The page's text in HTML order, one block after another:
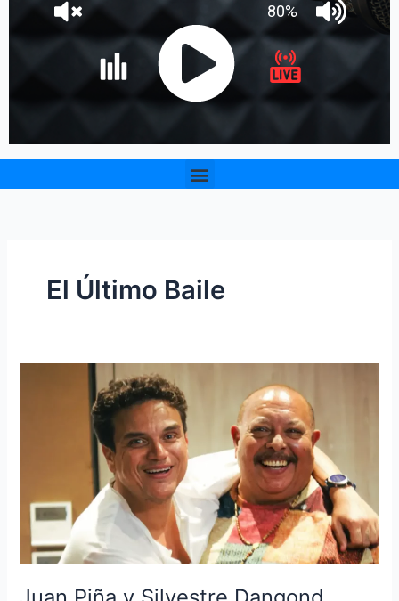
Menu
El Último Baile
en
“El
Último
Baile”:
un